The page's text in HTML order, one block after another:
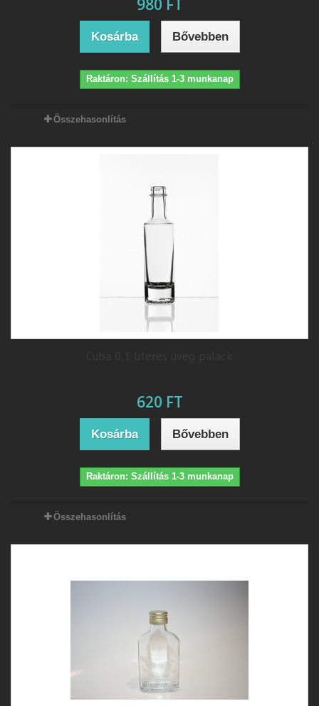
980 FT
Kosárba Bővebben
Raktáron: Szállítás 1-3 munkanap
Összehasonlítás
620 FT
Kosárba Bővebben
Raktáron: Szállítás 1-3 munkanap
Összehasonlítás